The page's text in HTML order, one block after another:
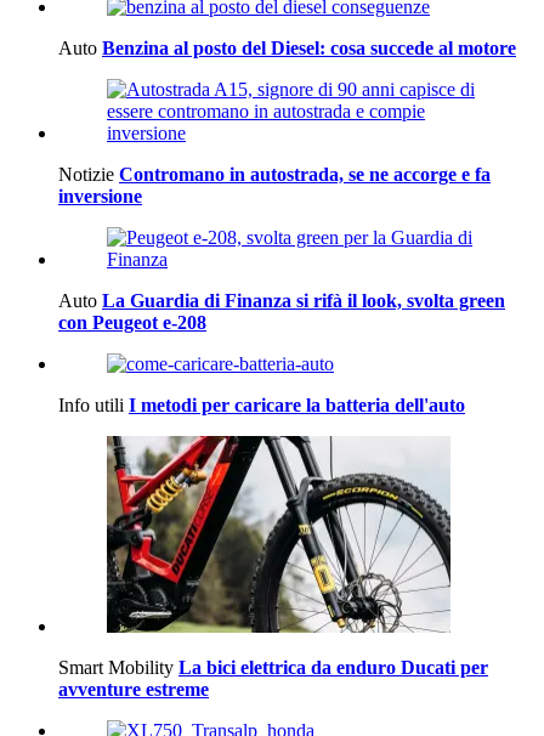
Auto Benzina al posto del Diesel: cosa succede al motore
Notizie Contromano in autostrada, se ne accorge e fa
inversione
Auto La Guardia di Finanza si rifà il look, svolta green
con Peugeot e-208
Info utili I metodi per caricare la batteria dell'auto
Smart Mobility La bici elettrica da enduro Ducati per
avventure estreme